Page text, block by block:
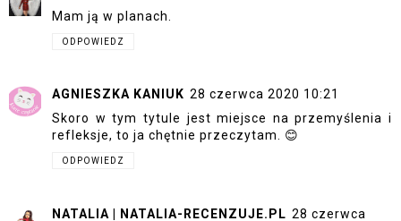
Mam ją w planach.
ODPOWIEDZ
AGNIESZKA KANIUK 28 czerwca 2020 10:21
Skoro w tym tytule jest miejsce na przemyślenia i
refleksje, to ja chętnie przeczytam. 😊
ODPOWIEDZ
NATALIA | NATALIA-RECENZUJE.PL 28 czerwca